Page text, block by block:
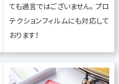
ても過言ではございません。プロ
テクションフィルムにも対応して
おります！